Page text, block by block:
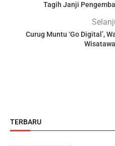
Tagih Janji
Curug Muntu ‘Go Digital’,
TERBARU